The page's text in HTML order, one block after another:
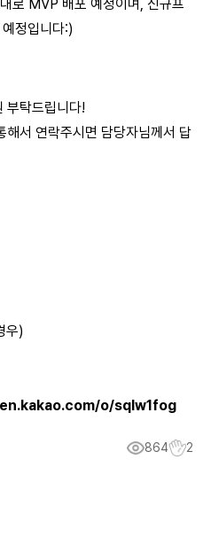
로 MVP 배포 예정이며, 신규프
정입니다:)
부탁드립니다!
해서 연락주시면 담당자님께서 답
우)
o/sqIw1fog
864 2